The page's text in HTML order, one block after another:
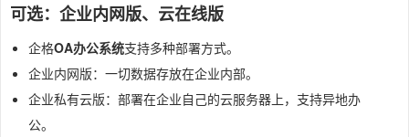
可选：企业内网版、云在线版
企格OA办公系统支持多种部署方式。
企业内网版：一切数据存放在企业内部。
企业私有云版：部署在企业自己的云服务器上，支持异地办
公。